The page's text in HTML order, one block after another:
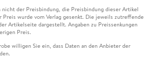
der Preisbindung, die Preisbindung dieser Artikel
Preis wurde vom Verlag gesenkt. Die jeweils zutreffende
Artikelseite dargestellt. Angaben zu Preissenkungen
Preis.
willigen Sie ein, dass Daten an den Anbieter der